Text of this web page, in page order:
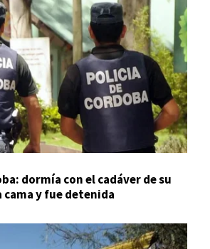
dormía con el cadáver de su
cama y fue detenida